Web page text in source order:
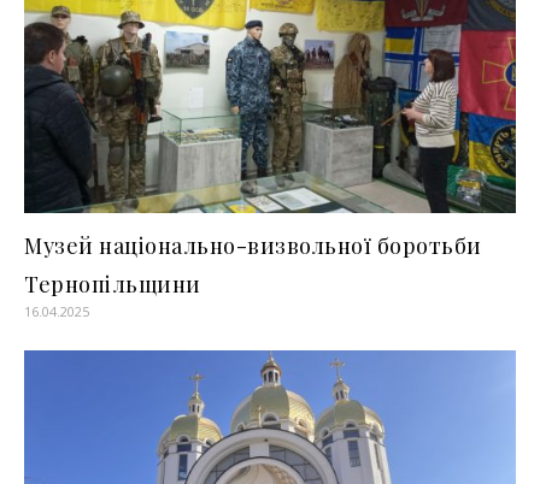
Музей національно-визвольної боротьби
Тернопільщини
16.04.2025